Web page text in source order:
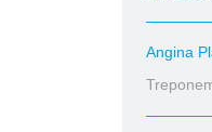
Angina